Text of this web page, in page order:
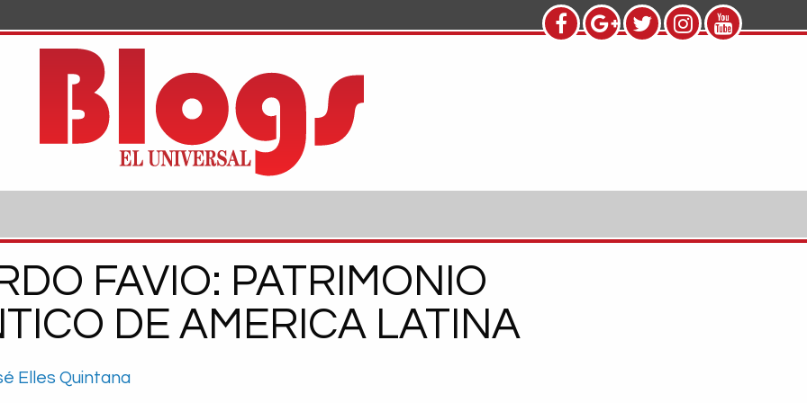
FAVIO: PATRIMONIO
DE AMERICA LATINA
Elles Quintana